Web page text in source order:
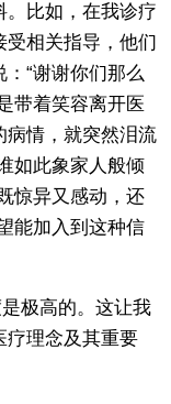
。比如，在我诊疗
受相关指导，他们
“谢谢你们那么
带着笑容离开医
病情，就突然泪流
如此象家人般倾
惊异又感动，还
能加入到这种信
极高的。这让我
疗理念及其重要